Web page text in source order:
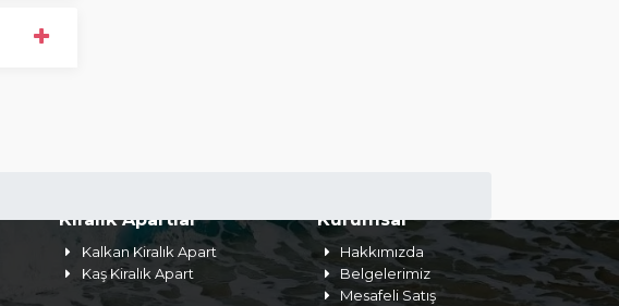
Kiralık Apartlar
Kalkan Kiralık Apart
Kaş Kiralık Apart
Kurumsal
Hakkımızda
Belgelerimiz
Mesafeli Satış